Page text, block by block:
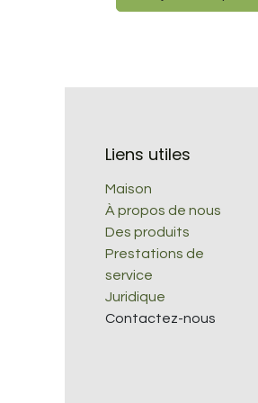
Liens utiles
Maison
À propos de nous
Des produits
Prestations de
service
Juridique
Contactez-nous